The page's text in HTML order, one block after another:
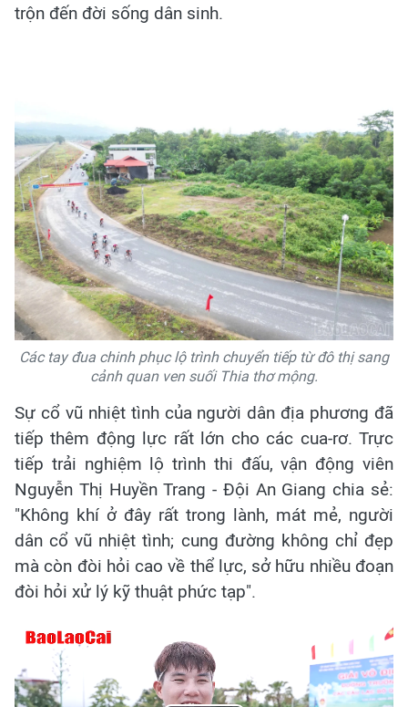
trộn đến đời sống dân sinh.
Các tay đua chinh phục lộ trình chuyển tiếp từ đô thị sang
cảnh quan ven suối Thia thơ mộng.
Sự cổ vũ nhiệt tình của người dân địa phương đã
tiếp thêm động lực rất lớn cho các cua-rơ. Trực
tiếp trải nghiệm lộ trình thi đấu, vận động viên
Nguyễn Thị Huyền Trang - Đội An Giang chia sẻ:
"Không khí ở đây rất trong lành, mát mẻ, người
dân cổ vũ nhiệt tình; cung đường không chỉ đẹp
mà còn đòi hỏi cao về thể lực, sở hữu nhiều đoạn
đòi hỏi xử lý kỹ thuật phức tạp".